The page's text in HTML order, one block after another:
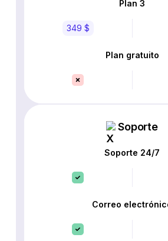
Plan 3
349 $
Plan gratuito
Soporte
Soporte 24/7
Correo